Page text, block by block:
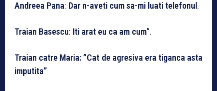
Andreea Pana: Dar n-aveti cum sa-mi luati telefonul .
Traian Basescu: Iti arat eu ca am cum”.
Traian catre Maria: ”Cat de agresiva era tiganca asta
imputita”